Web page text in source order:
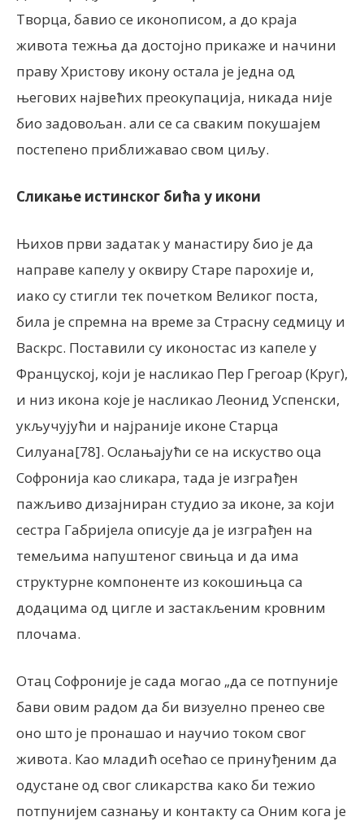
Творца, бавио се иконописом, а до краја
живота тежња да достојно прикаже и начини
праву Христову икону остала је једна од
његових највећих преокупација, никада није
био задовољан. али се са сваким покушајем
постепено приближавао свом циљу.
Сликање истинског бића у икони
Њихов први задатак у манастиру био је да
направе капелу у оквиру Старе парохије и,
иако су стигли тек почетком Великог поста,
била је спремна на време за Страсну седмицу и
Васкрс. Поставили су иконостас из капеле у
Француској, који је насликао Пер Грегоар (Круг),
и низ икона које је насликао Леонид Успенски,
укључујући и најраније иконе Старца
Силуана[78]. Ослањајући се на искуство оца
Софронија као сликара, тада је изграђен
пажљиво дизајниран студио за иконе, за који
сестра Габријела описује да је изграђен на
темељима напуштеног свињца и да има
структурне компоненте из кокошињца са
додацима од цигле и застакљеним кровним
плочама.
Отац Софроније је сада могао „да се потпуније
бави овим радом да би визуелно пренео све
оно што је пронашао и научио током свог
живота. Као младић осећао се принуђеним да
одустане од свог сликарства како би тежио
потпунијем сазнању и контакту са Оним кога је